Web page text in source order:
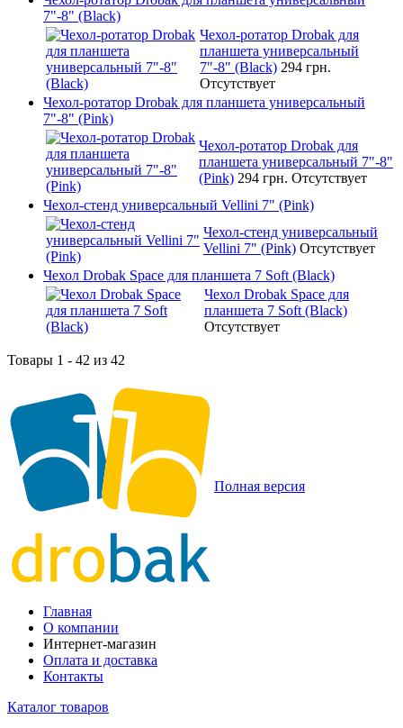
7"-8" (Black)
Чехол-ротатор Drobak для
планшета универсальный
7"-8" (Black) 294 грн.
Отсутствует
Чехол-ротатор Drobak для планшета универсальный
7"-8" (Pink)
Чехол-ротатор Drobak для
планшета универсальный 7"-8"
(Pink) 294 грн. Отсутствует
Чехол-стенд универсальный Vellini 7" (Pink)
Чехол-стенд универсальный
Vellini 7" (Pink) Отсутствует
Чехол Drobak Space для планшета 7 Soft (Black)
Чехол Drobak Space для
планшета 7 Soft (Black)
Отсутствует
Товары 1 - 42 из 42
Полная версия
Главная
О компании
Интернет-магазин
Оплата и доставка
Контакты
Каталог товаров